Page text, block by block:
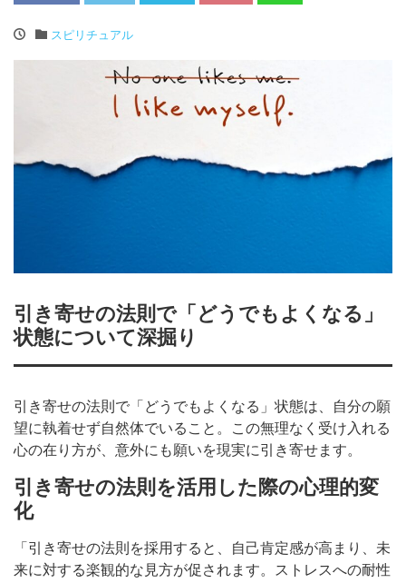
スピリチュアル
引き寄せの法則で「どうでもよくなる」
状態について深掘り
引き寄せの法則で「どうでもよくなる」状態は、自分の願
望に執着せず自然体でいること。この無理なく受け入れる
心の在り方が、意外にも願いを現実に引き寄せます。
引き寄せの法則を活用した際の心理的変
化
「引き寄せの法則を採用すると、自己肯定感が高まり、未
来に対する楽観的な見方が促されます。ストレスへの耐性